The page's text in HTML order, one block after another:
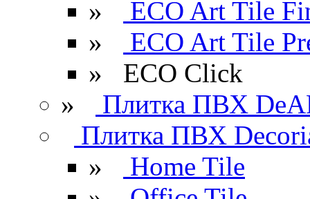
»
ECO Art Tile
»
ECO Art Tile
» ECO Click
»
Плитка ПВХ
Плитка ПВХ
»
Home Tile